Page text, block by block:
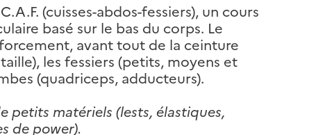
(cuisses-abdos-fessiers), un cours
basé sur le bas du corps. Le
avant tout de la ceinture
les fessiers (petits, moyens et
(quadriceps, adducteurs).
petits matériels (lests, élastiques,
de power).